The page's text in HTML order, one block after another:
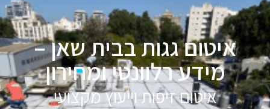
איטום גגות בבית שאן –
מידע רלוונטי ומחירון
איטום זיפות וייעוץ מקצועי